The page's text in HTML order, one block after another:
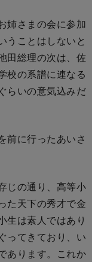
姉さまの会に参加
うことはしないと
田総理の次は、佐
校の系譜に連なる
らいの意気込みだ
前に行ったあいさ
じの通り、高等小
た天下の秀才で金
生は素人ではあり
ってきており、い
あります。これか